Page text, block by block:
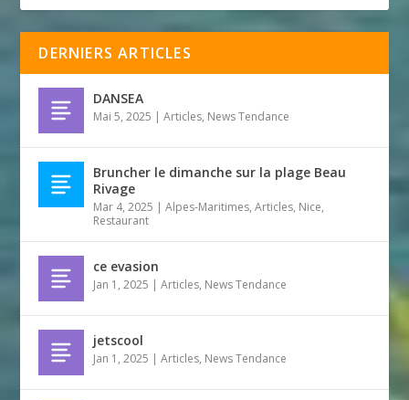
DERNIERS ARTICLES
DANSEA
Mai 5, 2025 |Articles, News Tendance
Bruncher le dimanche sur la plage Beau
Rivage
Mar 4, 2025 |Alpes-Maritimes,Articles, Nice,
Restaurant
ce evasion
Jan 1, 2025 |Articles, News Tendance
jetscool
Jan 1, 2025 |Articles, News Tendance